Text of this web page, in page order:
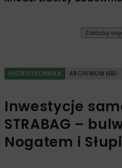
Załaduj
HYDROTECHNIKA ARCHIWUM NBI
Inwestycje
STRABAG –
Nogatem i